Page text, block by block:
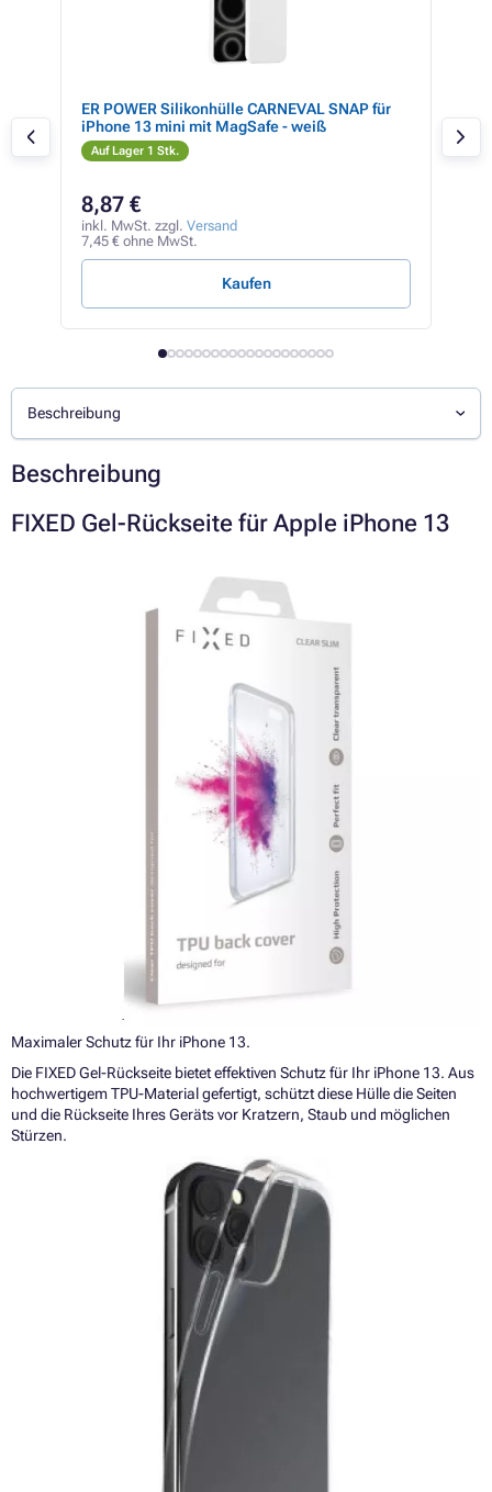
ER POWER Silikonhülle CARNEVAL SNAP für
iPhone 13 mini mit MagSafe - weiß
Auf Lager 1 Stk.
8,87 €
inkl. MwSt. zzgl. Versand
7,45 € ohne MwSt.
Kaufen
Beschreibung
Beschreibung
FIXED Gel-Rückseite für Apple iPhone 13
Maximaler Schutz für Ihr iPhone 13.
Die FIXED Gel-Rückseite bietet effektiven Schutz für Ihr iPhone 13. Aus
hochwertigem TPU-Material gefertigt, schützt diese Hülle die Seiten
und die Rückseite Ihres Geräts vor Kratzern, Staub und möglichen
Stürzen.